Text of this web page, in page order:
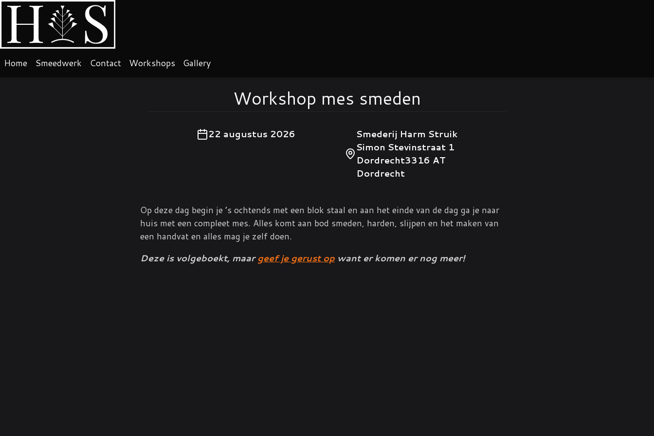
Home Smeedwerk Contact Workshops Gallery
Workshop mes smeden
22 augustus 2026
Smederij Harm Struik
Simon Stevinstraat 1
Dordrecht3316 AT
Dordrecht
Op deze dag begin je ’s ochtends met een blok staal en aan het einde van de dag ga je naar
huis met een compleet mes. Alles komt aan bod smeden, harden, slijpen en het maken van
een handvat en alles mag je zelf doen.
Deze is volgeboekt, maargeef je gerust op want er komen er nog meer!